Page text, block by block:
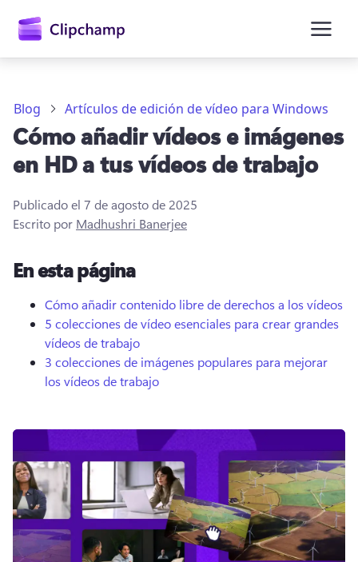
principal
Iniciar sesión
Probar gratis
Blog Artículos de edición de vídeo para Windows
Cómo añadir vídeos e imágenes
en HD a tus vídeos de trabajo
Publicado el 7 de agosto de 2025
Escrito por Madhushri Banerjee
En esta página
Cómo añadir contenido libre de derechos a los vídeos
5 colecciones de vídeo esenciales para crear grandes
vídeos de trabajo
3 colecciones de imágenes populares para mejorar
los vídeos de trabajo